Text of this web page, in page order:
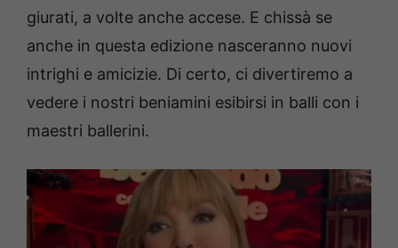
giurati, a volte anche accese. E chissà se
anche in questa edizione nasceranno nuovi
intrighi e amicizie. Di certo, ci divertiremo a
vedere i nostri beniamini esibirsi in balli con i
maestri ballerini.